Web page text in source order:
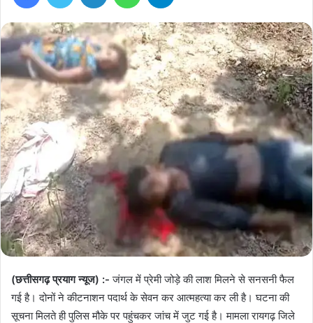
(छत्तीसगढ़ प्रयाग न्यूज) :- जंगल में प्रेमी जोड़े की लाश मिलने से सनसनी फैल
गई है। दोनों ने कीटनाशन पदार्थ के सेवन कर आत्महत्या कर ली है। घटना की
सूचना मिलते ही पुलिस मौके पर पहुंचकर जांच में जुट गई है। मामला रायगढ़ जिले